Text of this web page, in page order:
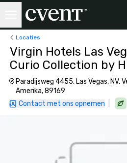
Locaties
Virgin Hotels Las
Curio Collection by
Paradijsweg 4455, Las Vegas, NV,
Amerika, 89169
Contact met ons opnemen